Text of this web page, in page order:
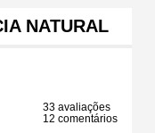
NATURAL
33 avaliações
12 comentários